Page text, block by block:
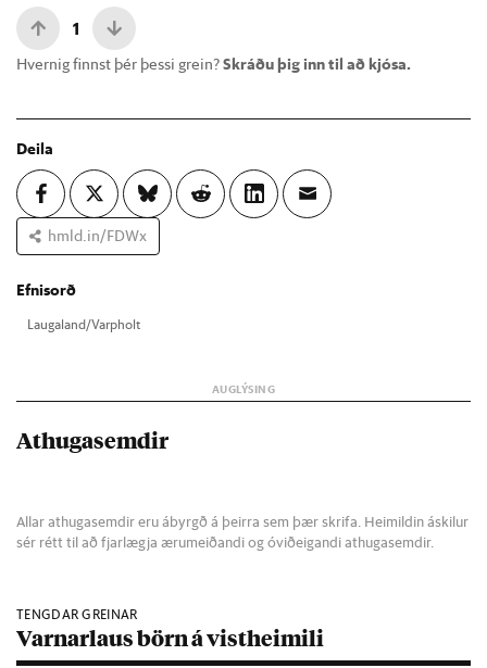
1
Hvernig finnst þér þessi grein?Skráðu þig inn til að kjósa.
Deila
hmld.in/FDWx
Efnisorð
Lauga­land/Varp­holt
Athugasemdir
Allar athugasemdir eru ábyrgð á þeirra sem þær skrifa. Heimildin áskilur
sér rétt til að fjarlægja ærumeiðandi og óviðeigandi athugasemdir.
TENGDAR GREINAR
Varnarlaus börn á vistheimili